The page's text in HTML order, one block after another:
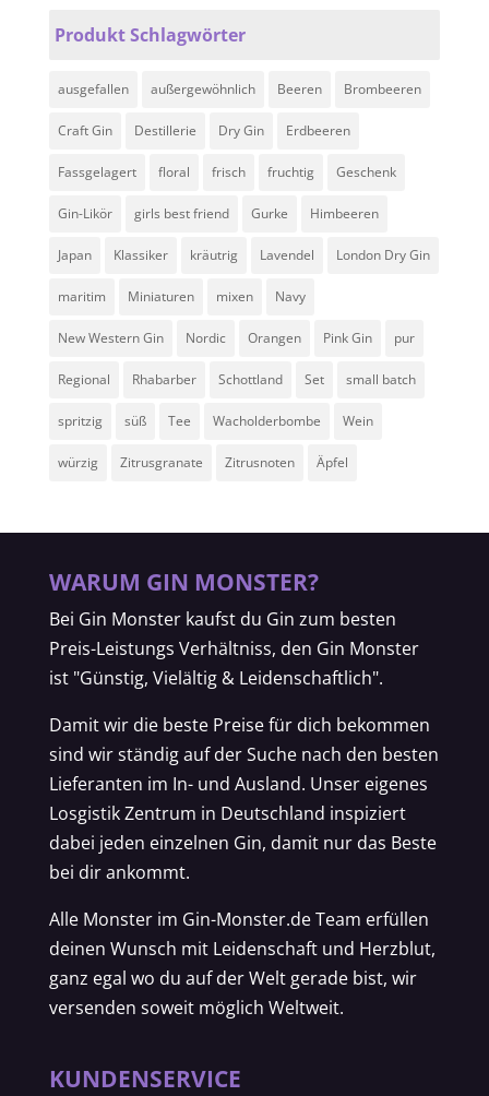
Produkt Schlagwörter
ausgefallen außergewöhnlich Beeren Brombeeren
Craft Gin Destillerie Dry Gin Erdbeeren
Fassgelagert floral frisch fruchtig Geschenk
Gin-Likör girls best friend Gurke Himbeeren
Japan Klassiker kräutrig Lavendel London Dry Gin
maritim Miniaturen mixen Navy
New Western Gin Nordic Orangen Pink Gin pur
Regional Rhabarber Schottland Set small batch
spritzig süß Tee Wacholderbombe Wein
würzig Zitrusgranate Zitrusnoten Äpfel
WARUM GIN MONSTER?
Bei Gin Monster kaufst du Gin zum besten
Preis-Leistungs Verhältniss, den Gin Monster
ist "Günstig, Vielältig & Leidenschaftlich".
Damit wir die beste Preise für dich bekommen
sind wir ständig auf der Suche nach den besten
Lieferanten im In- und Ausland. Unser eigenes
Losgistik Zentrum in Deutschland inspiziert
dabei jeden einzelnen Gin, damit nur das Beste
bei dir ankommt.
Alle Monster im Gin-Monster.de Team erfüllen
deinen Wunsch mit Leidenschaft und Herzblut,
ganz egal wo du auf der Welt gerade bist, wir
versenden soweit möglich Weltweit.
KUNDENSERVICE